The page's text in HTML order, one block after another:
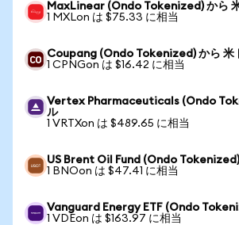
MaxLinear (Ondo Tokenized) から
1 MXLon は $75.33 に相当
Coupang (Ondo Tokenized) から 米
1 CPNGon は $16.42 に相当
Vertex Pharmaceuticals (Ondo
ル
1 VRTXon は $489.65 に相当
US Brent Oil Fund (Ondo
1 BNOon は $47.41 に相当
Vanguard Energy ETF (Ondo
1 VDEon は $163.97 に相当